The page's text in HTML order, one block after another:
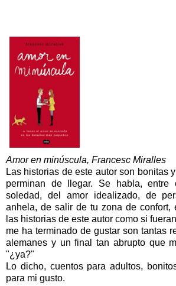
Amor en minúscula, Francesc Miralles
Las historias de este autorson bonitas
perminan de llegar. Se habla, entre
soledad, del amor idealizado, de
anhela, de salir de tu zona de confort,
las historias de este autor como si
me ha terminado de gustar son tantas
alemanes y un final tan abrupto que
"¿ya?"
Lo dicho, cuentos para adultos,
para mi gusto.